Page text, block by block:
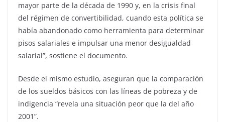
mayor parte de la década de 1990 y, en la crisis final
del régimen de convertibilidad, cuando esta política se
había abandonado como herramienta para determinar
pisos salariales e impulsar una menor desigualdad
salarial”, sostiene el documento.
Desde el mismo estudio, aseguran que la comparación
de los sueldos básicos con las líneas de pobreza y de
indigencia “revela una situación peor que la del año
2001”.